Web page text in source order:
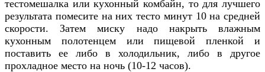
тестомешалка или кухонный комбайн, то для лучшего
результата помесите на них тесто минут 10 на средней
скорости. Затем миску надо накрыть влажным
кухонным полотенцем или пищевой пленкой и
поставить ее либо в холодильник, либо в другое
прохладное место на ночь (10-12 часов).